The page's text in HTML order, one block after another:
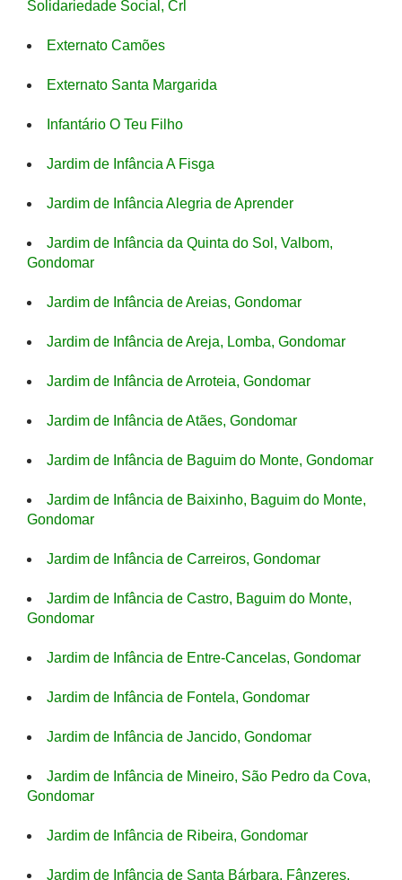
Solidariedade Social, Crl
Externato Camões
Externato Santa Margarida
Infantário O Teu Filho
Jardim de Infância A Fisga
Jardim de Infância Alegria de Aprender
Jardim de Infância da Quinta do Sol, Valbom,
Gondomar
Jardim de Infância de Areias, Gondomar
Jardim de Infância de Areja, Lomba, Gondomar
Jardim de Infância de Arroteia, Gondomar
Jardim de Infância de Atães, Gondomar
Jardim de Infância de Baguim do Monte, Gondomar
Jardim de Infância de Baixinho, Baguim do Monte,
Gondomar
Jardim de Infância de Carreiros, Gondomar
Jardim de Infância de Castro, Baguim do Monte,
Gondomar
Jardim de Infância de Entre-Cancelas, Gondomar
Jardim de Infância de Fontela, Gondomar
Jardim de Infância de Jancido, Gondomar
Jardim de Infância de Mineiro, São Pedro da Cova,
Gondomar
Jardim de Infância de Ribeira, Gondomar
Jardim de Infância de Santa Bárbara, Fânzeres,